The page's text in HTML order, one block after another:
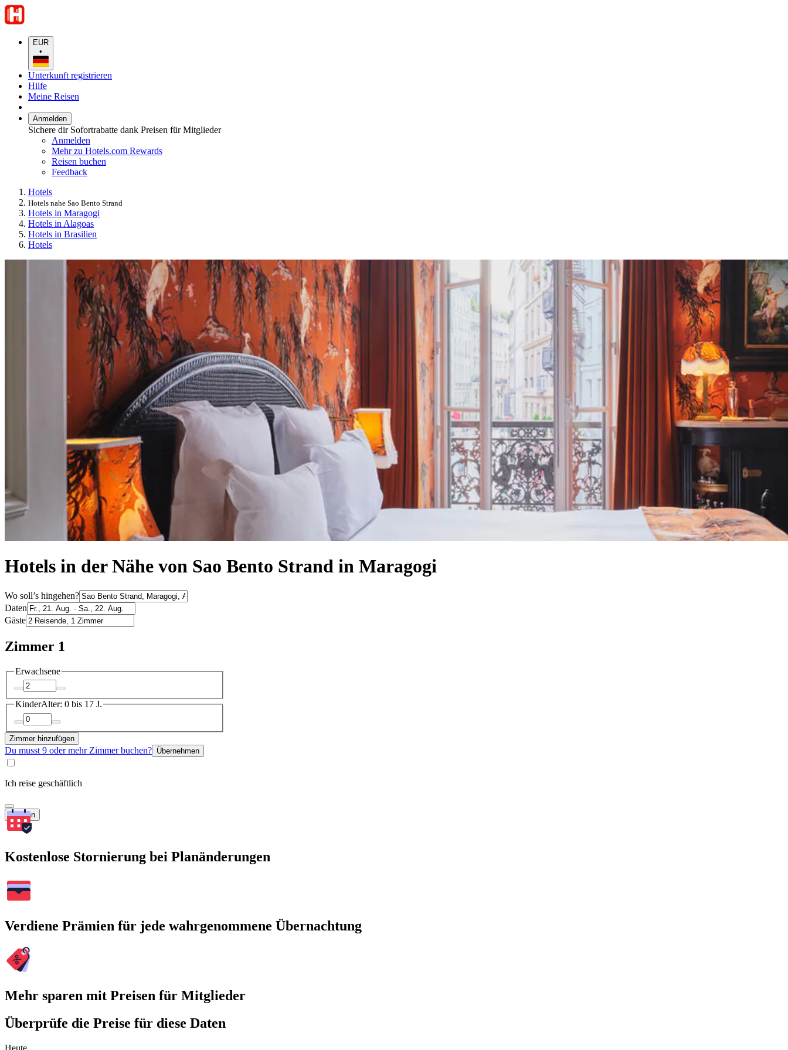
EUR
•
Unterkunft registrieren
Hilfe
Meine Reisen
Anmelden
Sichere dir Sofortrabatte dank Preisen für Mitglieder
Anmelden
Mehr zu Hotels.com Rewards
Reisen buchen
Feedback
Hotels
Hotels nahe Sao Bento Strand
Hotels in Maragogi
Hotels in Alagoas
Hotels in Brasilien
Hotels
Hotels in der Nähe von Sao Bento Strand in Maragogi
Wo soll’s hingehen?
Daten
Gäste
Zimmer 1
Erwachsene
KinderAlter: 0 bis 17 J.
Zimmer hinzufügen
Du musst 9 oder mehr Zimmer buchen? Übernehmen
Ich reise geschäftlich
Suchen
Kostenlose Stornierung bei Planänderungen
Verdiene Prämien für jede wahrgenommene Übernachtung
Mehr sparen mit Preisen für Mitglieder
Überprüfe die Preise für diese Daten